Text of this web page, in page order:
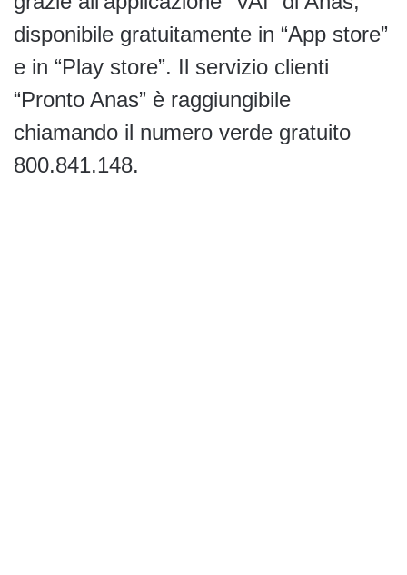
disponibile gratuitamente in “App store”
e in “Play store”. Il servizio clienti
“Pronto Anas” è raggiungibile
chiamando il numero verde gratuito
800.841.148.